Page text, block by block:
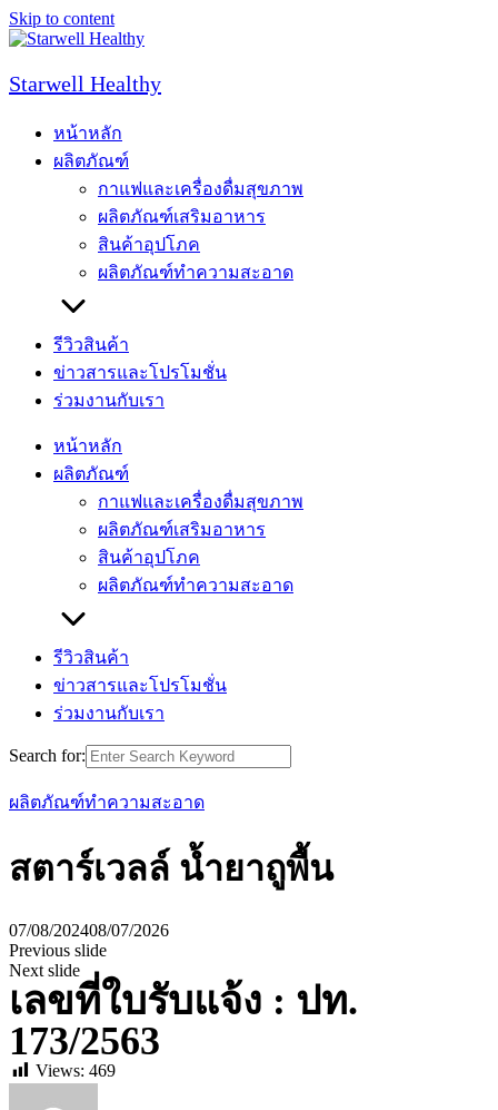
Skip to content
Starwell Healthy
หน้าหลัก
ผลิตภัณฑ์
กาแฟและเครื่องดื่มสุขภาพ
ผลิตภัณฑ์เสริมอาหาร
สินค้าอุปโภค
ผลิตภัณฑ์ทำความสะอาด
รีวิวสินค้า
ข่าวสารและโปรโมชั่น
ร่วมงานกับเรา
หน้าหลัก
ผลิตภัณฑ์
กาแฟและเครื่องดื่มสุขภาพ
ผลิตภัณฑ์เสริมอาหาร
สินค้าอุปโภค
ผลิตภัณฑ์ทำความสะอาด
รีวิวสินค้า
ข่าวสารและโปรโมชั่น
ร่วมงานกับเรา
Search for:
ผลิตภัณฑ์ทำความสะอาด
สตาร์เวลล์ น้ำยาถูพื้น
07/08/202408/07/2026
Previous slide
Next slide
เลขที่ใบรับแจ้ง : ปท.
173/2563
Views: 469